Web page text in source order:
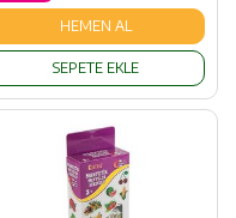
HEMEN AL
SEPETE EKLE